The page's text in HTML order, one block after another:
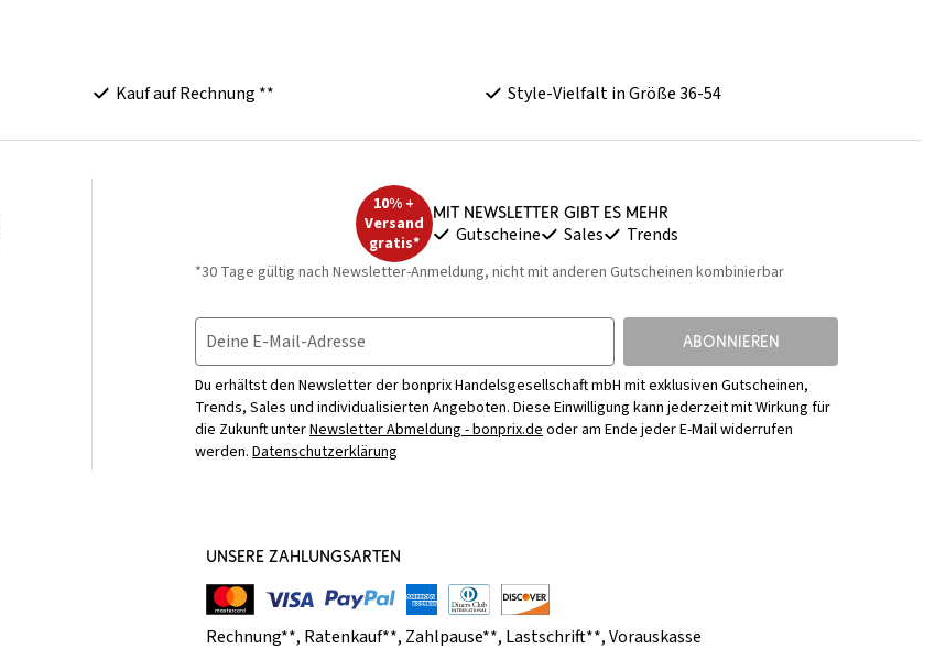
Kauf auf Rechnung ** Style-Vielfalt in Größe 36-54
10% +
Versand
gratis*
Mit Newsletter gibt es mehr
Gutscheine Sales Trends
*30 Tage gültig nach Newsletter-Anmeldung, nicht mit anderen Gutscheinen kombinierbar
Deine E-Mail-Adresse ABONNIEREN
Du erhältst den Newsletter der bonprix Handelsgesellschaft mbH mit exklusiven Gutscheinen,
Trends, Sales und individualisierten Angeboten. Diese Einwilligung kann jederzeit mit Wirkung für
die Zukunft unterNewsletter Abmeldung - bonprix.deoder am Ende jeder E-Mail widerrufen
werden. Datenschutzerklärung
UNSERE ZAHLUNGSARTEN
Rechnung**, Ratenkauf**, Zahlpause**, Lastschrift**,Vorauskasse